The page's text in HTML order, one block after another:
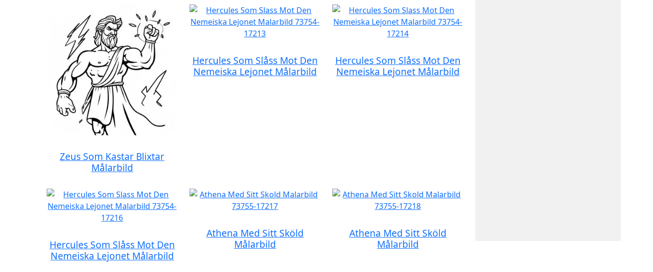
Zeus Som Kastar Blixtar
Målarbild
Hercules Som Slåss Mot Den
Nemeiska Lejonet Målarbild
Hercules Som Slåss Mot Den
Nemeiska Lejonet Målarbild
Hercules Som Slåss Mot Den
Nemeiska Lejonet Målarbild
Athena Med Sitt Sköld
Målarbild
Athena Med Sitt Sköld
Målarbild